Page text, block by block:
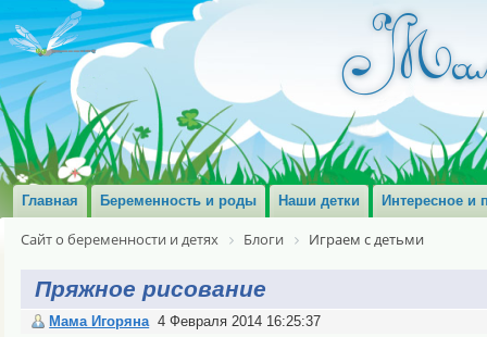
Главная Беременность и роды Наши детки Интересное и
Сайт о беременности и детях Блоги Играем с детьми
Пряжное рисование
Мама Игоряна 4 Февраля 2014 16:25:37